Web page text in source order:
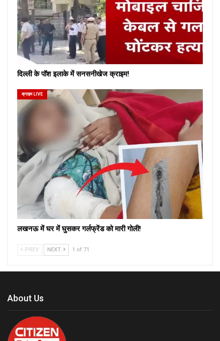
दिल्ली के पॉश इलाके में सनसनीखेज क्राइम!
क्राइम LIVE
लखनऊ में घर में घुसकर गर्लफ्रेंड को मारी गोली!
PREV NEXT 1 of 71
About Us